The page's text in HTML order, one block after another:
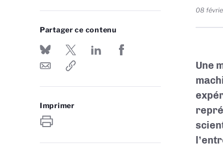
Partager ce contenu
Imprimer
08
Une